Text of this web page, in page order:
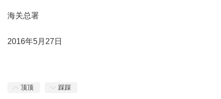
海关总署
2016年5月27日
顶顶 踩踩